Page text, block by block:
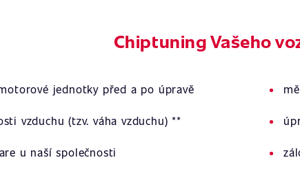
Chiptuning Vašeho
jednotky před a po úpravě
vzduchu (tzv. váha vzduchu) **
u naší společnosti